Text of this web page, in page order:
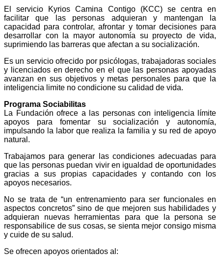
El servicio Kyrios Camina Contigo (KCC) se centra en
facilitar que las personas adquieran y mantengan la
capacidad para controlar, afrontar y tomar decisiones para
desarrollar con la mayor autonomía su proyecto de vida,
suprimiendo las barreras que afectan a su socialización.
Es un servicio ofrecido por psicólogas, trabajadoras sociales
y licenciados en derecho en el que las personas apoyadas
avanzan en sus objetivos y metas personales para que la
inteligencia limite no condicione su calidad de vida.
Programa Sociabilitas
La Fundación ofrece a las personas con inteligencia límite
apoyos para fomentar su socialización y autonomía,
impulsando la labor que realiza la familia y su red de apoyo
natural.
Trabajamos para generar las condiciones adecuadas para
que las personas puedan vivir en igualdad de oportunidades
gracias a sus propias capacidades y contando con los
apoyos necesarios.
No se trata de “un entrenamiento para ser funcionales en
aspectos concretos” sino de que mejoren sus habilidades y
adquieran nuevas herramientas para que la persona se
responsabilice de sus cosas, se sienta mejor consigo misma
y cuide de su salud.
Se ofrecen apoyos orientados al: